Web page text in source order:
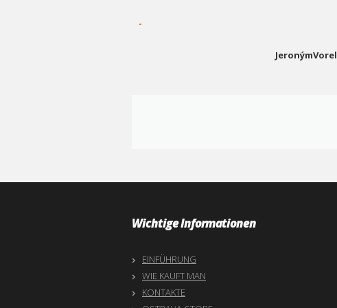
-
JeronýmVorel
Wichtige Informationen
EINFÜHRUNG
WIE KAUFT MAN
KONTAKTE